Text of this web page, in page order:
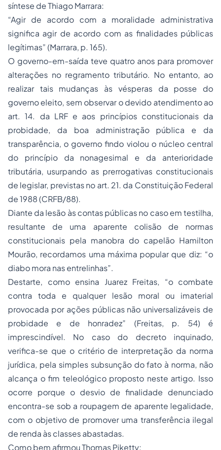
síntese de Thiago Marrara:
“Agir de acordo com a moralidade administrativa
significa agir de acordo com as finalidades públicas
legítimas” (Marrara, p. 165).
O governo-em-saída teve quatro anos para promover
alterações no regramento tributário. No entanto, ao
realizar tais mudanças às vésperas da posse do
governo eleito, sem observar o devido atendimento ao
art. 14. da LRF e aos princípios constitucionais da
probidade, da boa administração pública e da
transparência, o governo findo violou o núcleo central
do princípio da nonagesimal e da anterioridade
tributária, usurpando as prerrogativas constitucionais
de legislar, previstas no art. 21. da Constituição Federal
de 1988 (CRFB/88).
Diante da lesão às contas públicas no caso em testilha,
resultante de uma aparente colisão de normas
constitucionais pela manobra do capelão Hamilton
Mourão, recordamos uma máxima popular que diz: “o
diabo mora nas entrelinhas”.
Destarte, como ensina Juarez Freitas, “o combate
contra toda e qualquer lesão moral ou imaterial
provocada por ações públicas não universalizáveis de
probidade e de honradez” (Freitas, p. 54) é
imprescindível. No caso do decreto inquinado,
verifica-se que o critério de interpretação da norma
jurídica, pela simples subsunção do fato à norma, não
alcança o fim teleológico proposto neste artigo. Isso
ocorre porque o desvio de finalidade denunciado
encontra-se sob a roupagem de aparente legalidade,
com o objetivo de promover uma transferência ilegal
de renda às classes abastadas.
Como bem afirmou Thomas Piketty: